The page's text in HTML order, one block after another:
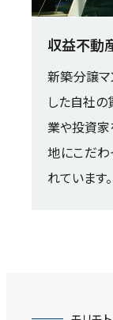
収益不動
新築分譲マ
した自社の
業や投資家
地にこだ
れています。